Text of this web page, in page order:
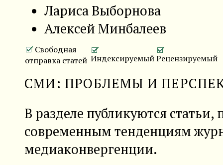
Лариса Выборнова
Алексей Минбалеев
Свободная
отправка статей ИндексируемыйРецензируемый
СМИ: ПРОБЛЕМЫ И
В разделе публикуются
современным тенденциям
медиаконвергенции.